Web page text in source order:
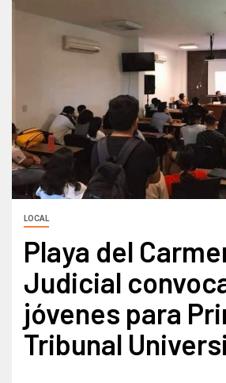
LOCAL
Playa del
Judicial
jóvenes para
Tribunal